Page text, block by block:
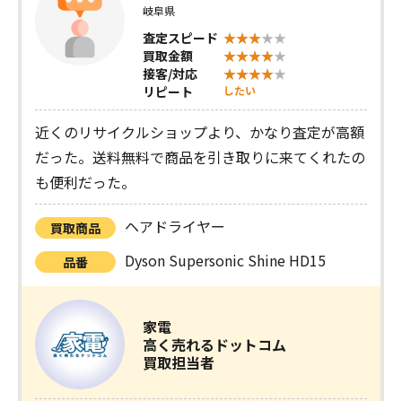
岐阜県
査定スピード
買取金額
接客/対応
リピート
したい
近くのリサイクルショップより、かなり査定が高額
だった。送料無料で商品を引き取りに来てくれたの
も便利だった。
買取商品 ヘアドライヤー
品番 Dyson Supersonic Shine HD15
家電
高く売れるドットコム
買取担当者